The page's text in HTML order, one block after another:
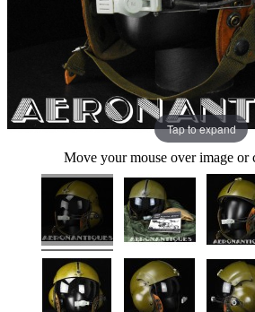
Tap to expand
Move your mouse over image or